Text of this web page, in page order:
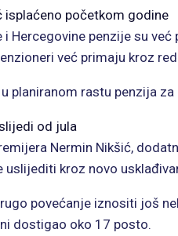
isplaćeno početkom godine
i Hercegovine penzije su
već primaju kroz
planiranom rastu penzija
od jula
Nermin Nikšić,
uslijediti kroz novo
povećanje iznositi još
dostigao oko 17 posto.